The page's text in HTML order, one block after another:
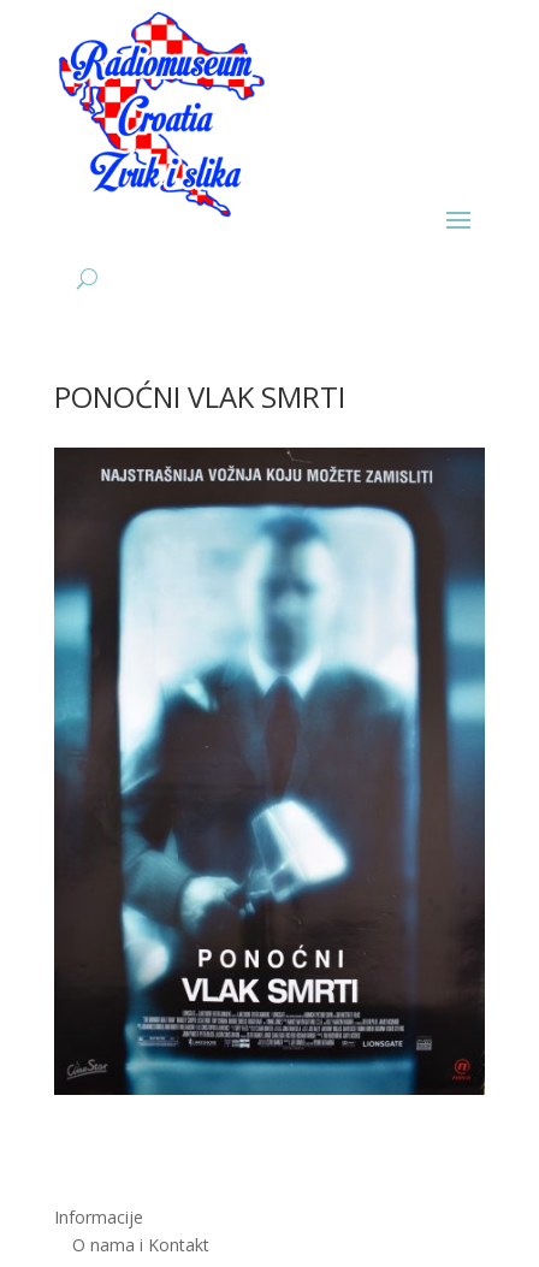
PONOĆNI VLAK SMRTI
Informacije
O nama i Kontakt